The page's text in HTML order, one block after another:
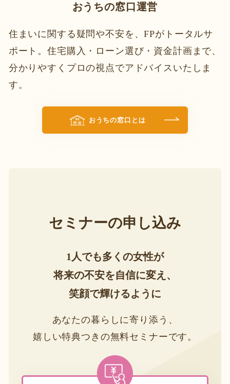
おうちの窓口運営
住まいに関する疑問や不安を、FPがトータルサ
ポート。住宅購入・ローン選び・資金計画まで、
分かりやすくプロの視点でアドバイスいたしま
す。
おうちの窓口とは
セミナーの申し込み
1人でも多くの女性が
将来の不安を自信に変え、
笑顔で輝けるように
あなたの暮らしに寄り添う、
嬉しい特典つきの無料セミナーです。